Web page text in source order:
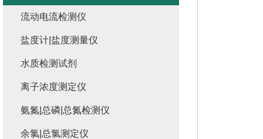
流动电流检测仪
盐度计|盐度测量仪
水质检测试剂
离子浓度测定仪
氨氮|总磷|总氮检测仪
余氯|总氯测定仪